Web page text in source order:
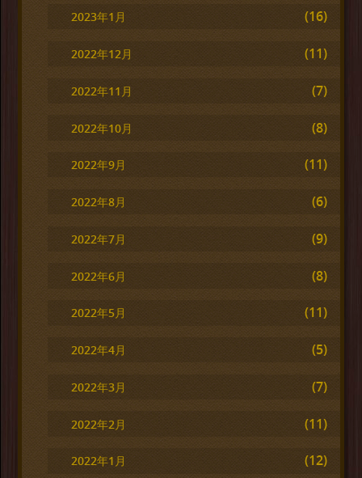
2023年1月 (16)
2022年12月 (11)
2022年11月 (7)
2022年10月 (8)
2022年9月 (11)
2022年8月 (6)
2022年7月 (9)
2022年6月 (8)
2022年5月 (11)
2022年4月 (5)
2022年3月 (7)
2022年2月 (11)
2022年1月 (12)